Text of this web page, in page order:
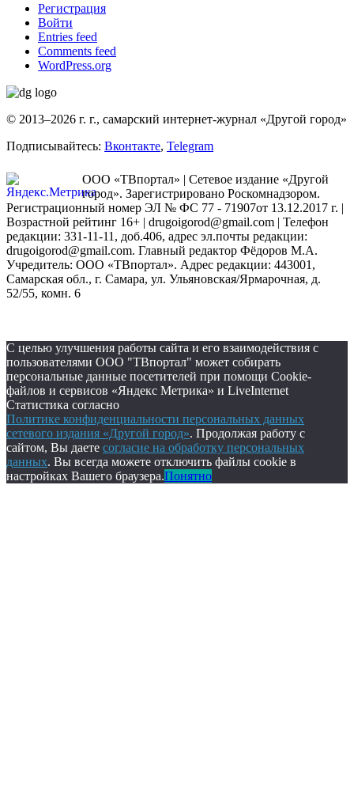
Регистрация
Войти
Entries feed
Comments feed
WordPress.org
© 2013–2026 г. г., самарский интернет-журнал «Другой город»
Подписывайтесь: Вконтакте, Telegram
ООО «ТВпортал» | Сетевое издание «Другой
город». Зарегистрировано Роскомнадзором.
Регистрационный номер ЭЛ № ФС 77 - 71907от 13.12.2017 г. |
Возрастной рейтинг 16+ | drugoigorod@gmail.com | Телефон
редакции: 331-11-11, доб.406, адрес эл.почты редакции:
drugoigorod@gmail.com. Главный редактор Фёдоров М.А.
Учредитель: ООО «ТВпортал». Адрес редакции: 443001,
Самарская обл., г. Самара, ул. Ульяновская/Ярмарочная, д.
52/55, комн. 6
С целью улучшения работы сайта и его взаимодействия с
пользователями ООО "ТВпортал" может собирать
персональные данные посетителей при помощи Cookie-
файлов и сервисов «Яндекс Метрика» и LiveInternet
Статистика согласно
Политике конфиденциальности персональных данных
сетевого издания «Другой город». Продолжая работу с
сайтом, Вы даете согласие на обработку персональных
данных. Вы всегда можете отключить файлы cookie в
настройках Вашего браузера.Понятно